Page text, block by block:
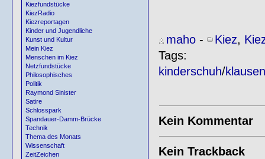
Kiezfundstücke
KiezRadio
Kiezreportagen
Kinder und Jugendliche
Kunst und Kultur
Mein Kiez
Menschen im Kiez
Netzfundstücke
Philosophisches
Politik
Raymond Sinister
Satire
Schlosspark
Spandauer-Damm-Brücke
Technik
Thema des Monats
Wissenschaft
ZeitZeichen
maho- Kiez,
Tags:
kinderschuh/
Kein Kommentar
Kein Trackback